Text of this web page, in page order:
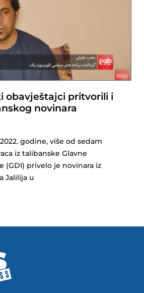
obavještajci pritvorili i
novinara
godine, više od sedam
iz talibanske Glavne
(GDI) privelo je novinara iz
Jalilija u